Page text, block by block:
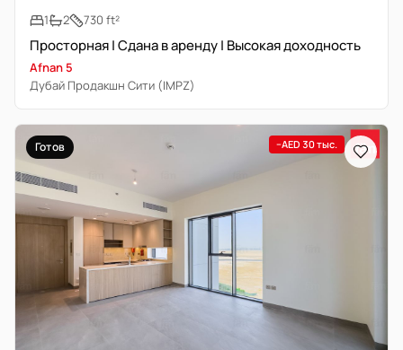
1 2 730 ft²
Просторная | Сдана в аренду | Высокая доходность
Afnan 5
Дубай Продакшн Сити (IMPZ)
Готов −AED 30 тыс.